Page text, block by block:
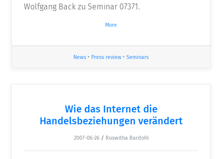
Wolfgang Back zu Seminar 07371.
More
News • Press review • Seminars
Wie das Internet die
Handelsbeziehungen verändert
2007-06-26 / Roswitha Bardohl